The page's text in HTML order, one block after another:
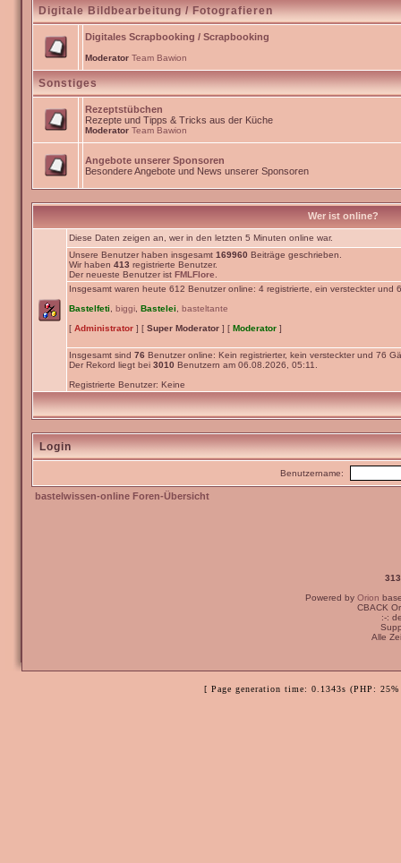
Digitale Bildbearbeitung / Fotografieren
Digitales Scrapbooking / Scrapbooking
Moderator Team Bawion
Sonstiges
Rezeptstübchen
Rezepte und Tipps & Tricks aus der Küche
Moderator Team Bawion
Angebote unserer Sponsoren
Besondere Angebote und News unserer Sponsoren
Wer ist online?
Diese Daten zeigen an, wer in den letzten 5 Minuten online war.
Unsere Benutzer haben insgesamt 169960 Beiträge geschrieben.
Wir haben 413 registrierte Benutzer.
Der neueste Benutzer ist FMLFlore
Insgesamt waren heute 612 Benutzer online: 4 registrierte, ein versteckter und
Bastelfeti
biggi Bastelei
basteltante
[ Administrator ] [ Super Moderator ] [ Moderator ]
Insgesamt sind 76 Benutzer online: Kein registrierter, kein versteckter und 76
Der Rekord liegt bei 3010 Benutzern am 06.08.2026, 05:11.
Registrierte Benutzer: Keine
Login
Benutzername:
bastelwissen-online Foren-Übersicht
Powered by Orion
CBACK
:-:
Alle
[ Page generation time: 0.1343s (PHP: